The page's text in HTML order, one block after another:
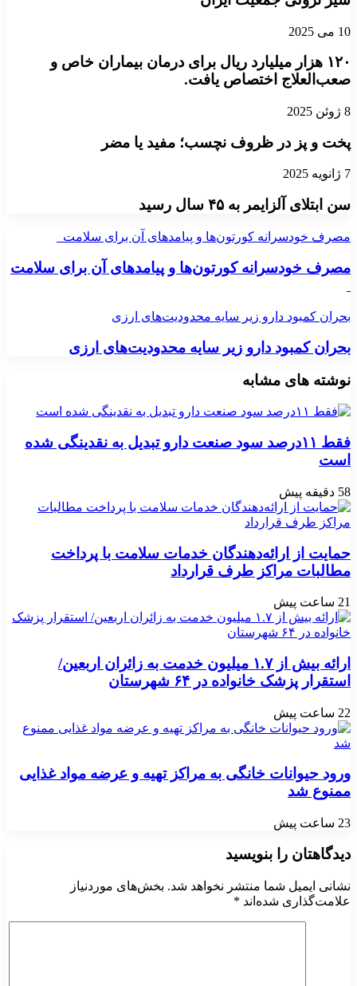
10 می 2025
۱۲۰ هزار میلیارد ریال برای درمان بیماران خاص و
صعب‌العلاج اختصاص یافت.
8 ژوئن 2025
پخت و پز در ظروف نچسب؛ مفید یا مضر
7 ژانویه 2025
سن ابتلای آلزایمر به ۴۵ سال رسید
مصرف خودسرانه کورتون‌ها و پیامدهای آن برای سلامت
مصرف خودسرانه کورتون‌ها و پیامدهای آن برای سلامت
بحران کمبود دارو زیر سایه محدودیت‌های ارزی
بحران کمبود دارو زیر سایه محدودیت‌های ارزی
نوشته های مشابه
فقط ۱۱‌درصد سود صنعت دارو تبدیل به نقدینگی شده
است
58 دقیقه پیش
حمایت از ارائه‌دهندگان خدمات سلامت با پرداخت
مطالبات مراکز طرف قرارداد
21 ساعت پیش
ارائه بیش از ۱.۷ میلیون خدمت به زائران اربعین/
استقرار پزشک خانواده در ۶۴ شهرستان
22 ساعت پیش
ورود حیوانات خانگی به مراکز تهیه و عرضه مواد غذایی
ممنوع شد
23 ساعت پیش
دیدگاهتان را بنویسید
نشانی ایمیل شما منتشر نخواهد شد. بخش‌های موردنیاز
علامت‌گذاری شده‌اند *